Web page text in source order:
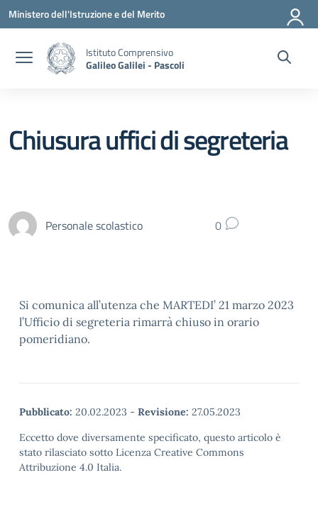
Vai ai contenuti
Vai al menu di navigazione
Vai al footer
Ministero dell'Istruzione e del Merito
Istituto Comprensivo
Galileo Galilei - Pascoli
Chiusura uffici di segreteria
Personale scolastico 0
Si comunica all’utenza che MARTEDI’ 21 marzo 2023
l’Ufficio di segreteria rimarrà chiuso in orario
pomeridiano.
Pubblicato: 20.02.2023 - Revisione: 27.05.2023
Eccetto dove diversamente specificato, questo articolo è
stato rilasciato sotto Licenza Creative Commons
Attribuzione 4.0 Italia.